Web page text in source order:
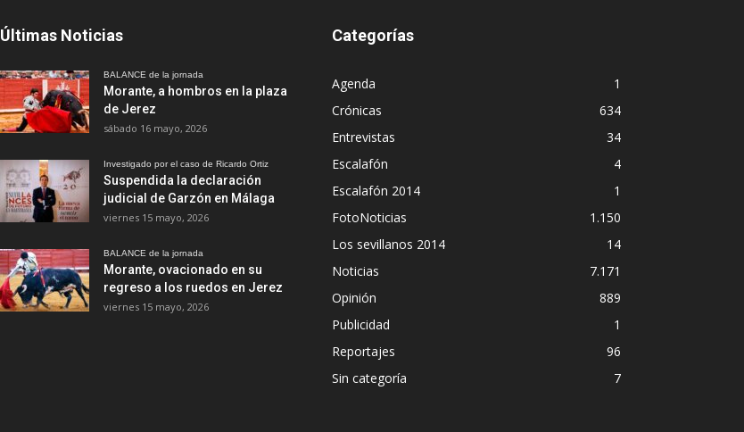
Últimas Noticias
BALANCE de la jornada
Morante, a hombros en la plaza
de Jerez
sábado 16 mayo, 2026
Investigado por el caso de Ricardo Ortiz
Suspendida la declaración
judicial de Garzón en Málaga
viernes 15 mayo, 2026
BALANCE de la jornada
Morante, ovacionado en su
regreso a los ruedos en Jerez
viernes 15 mayo, 2026
Categorías
Agenda
1
Crónicas
634
Entrevistas
34
Escalafón
4
Escalafón 2014
1
FotoNoticias
1.150
Los sevillanos 2014
14
Noticias
7.171
Opinión
889
Publicidad
1
Reportajes
96
Sin categoría
7